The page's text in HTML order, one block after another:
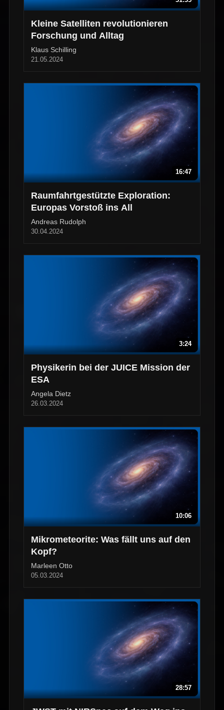
Kleine Satelliten revolutionieren
Forschung und Alltag
Klaus Schilling
21.05.2024
16:47
Raumfahrtgestützte Exploration:
Europas Vorstoß ins All
Andreas Rudolph
30.04.2024
3:24
Physikerin bei der JUICE Mission der
ESA
Angela Dietz
26.03.2024
10:06
Mikrometeorite: Was fällt uns auf den
Kopf?
Marleen Otto
05.03.2024
28:57